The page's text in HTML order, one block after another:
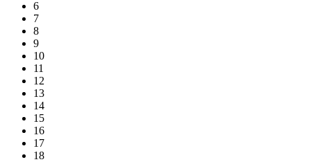
6
7
8
9
10
11
12
13
14
15
16
17
18